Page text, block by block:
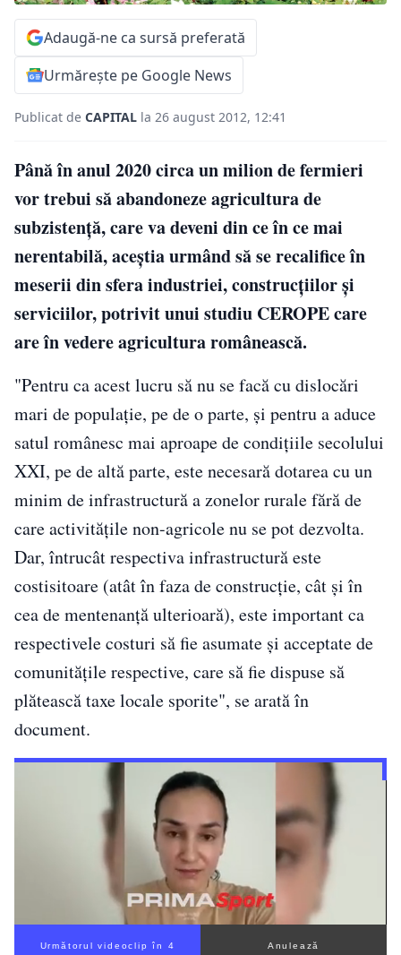
Adaugă-ne ca sursă preferată
Urmărește pe Google News
Publicat de CAPITAL la 26 august 2012, 12:41
Până în anul 2020 circa un milion de fermieri
vor trebui să abandoneze agricultura de
subzistenţă, care va deveni din ce în ce mai
nerentabilă, aceştia urmând să se recalifice în
meserii din sfera industriei, construcţiilor şi
serviciilor, potrivit unui studiu CEROPE care
are în vedere agricultura românească.
"Pentru ca acest lucru să nu se facă cu dislocări
mari de populaţie, pe de o parte, şi pentru a aduce
satul românesc mai aproape de condiţiile secolului
XXI, pe de altă parte, este necesară dotarea cu un
minim de infrastructură a zonelor rurale fără de
care activităţile non-agricole nu se pot dezvolta.
Dar, întrucât respectiva infrastructură este
costisitoare (atât în faza de construcţie, cât şi în
cea de mentenanţă ulterioară), este important ca
respectivele costuri să fie asumate şi acceptate de
comunităţile respective, care să fie dispuse să
plătească taxe locale sporite", se arată în
document.
Următorul videoclip în 4 Anulează